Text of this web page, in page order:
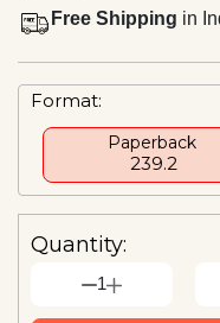
Free Shipping in
Format:
Paperback
₹ 239.2
Quantity:
1